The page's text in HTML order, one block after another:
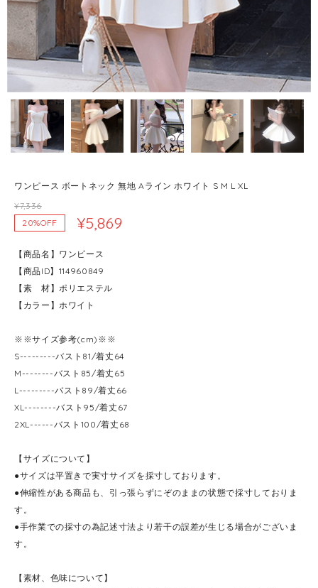
ワンピース ボートネック 無地 Aライン ホワイト S M L XL
¥7,336
20%OFF
¥5,869
【商品名】ワンピース
【商品ID】114960849
【素 材】ポリエステル
【カラー】ホワイト
※※サイズ参考(cm)※※
S---------バスト81/着丈64
M--------バスト85/着丈65
L---------バスト89/着丈66
XL--------バスト95/着丈67
2XL------バスト100/着丈68
【サイズについて】
●サイズは平置きで実寸サイズを採寸しております。
●伸縮性がある商品も、引っ張らずにぞのままの状態で採寸しておりま
す。
●手作業での採寸の為記述寸法より若干の誤差が生じる場合がございま
す。
【素材、色味について】